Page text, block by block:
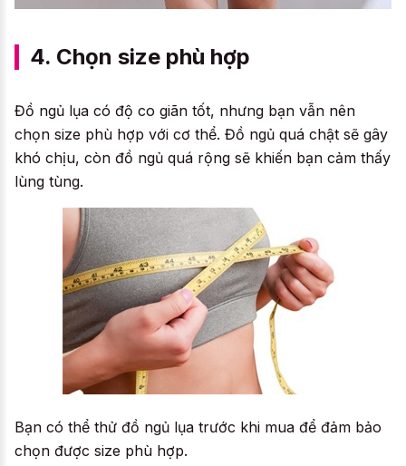
4. Chọn size phù hợp
Đồ ngủ lụa có độ co giãn tốt, nhưng bạn vẫn nên
chọn size phù hợp với cơ thể. Đồ ngủ quá chật sẽ gây
khó chịu, còn đồ ngủ quá rộng sẽ khiến bạn cảm thấy
lùng tùng.
Bạn có thể thử đồ ngủ lụa trước khi mua để đảm bảo
chọn được size phù hợp.